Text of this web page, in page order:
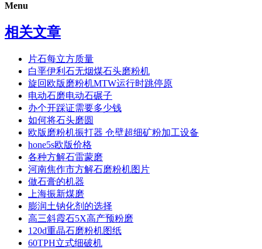
Menu
相关文章
片石每立方质量
白垩伊利石无烟煤石头磨粉机
旋回欧版磨粉机MTW运行时跳停原
电动石磨电动石碾子
办个开踩证需要多少钱
如何将石头磨圆
欧版磨粉机振打器 仓壁超细矿粉加工设备
hone5s欧版价格
各种方解石雷蒙磨
河南焦作市方解石磨粉机图片
做石膏的机器
上海振新煤磨
膨润土钠化剂的选择
高三斜霞石5X高产预粉磨
120d重晶石磨粉机图纸
60TPH立式细破机